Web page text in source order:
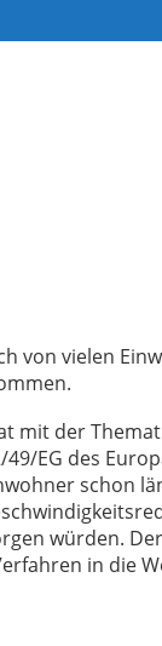
von vielen
mit der
EG des
schon
würden.
in die